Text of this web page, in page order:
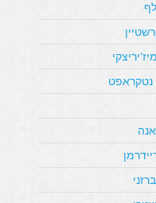
נטקראפט